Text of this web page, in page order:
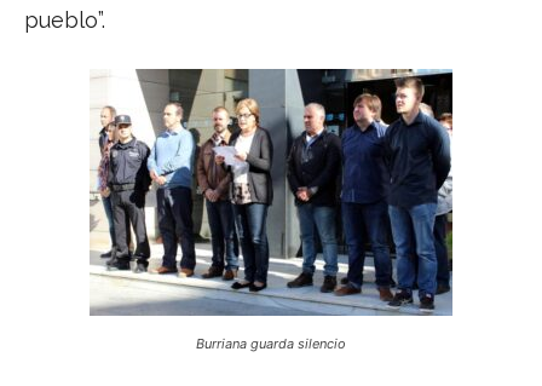
pueblo”.
Burriana guarda silencio